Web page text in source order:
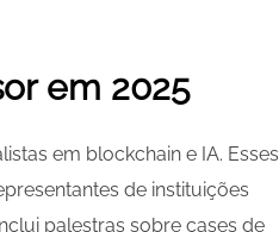
em 2025
em blockchain e IA. Esses
de instituições
palestras sobre cases de